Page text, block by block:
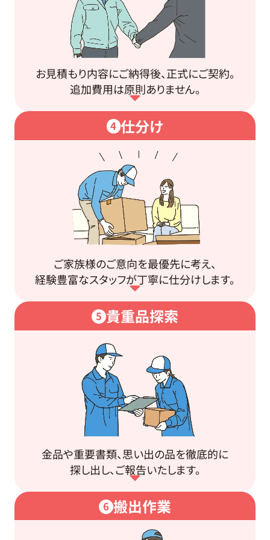
お見積もり内容にご納得後、正式にご契約。
追加費用は原則ありません。
4 仕分け
ご家族様のご意向を最優先に考え、
経験豊富なスタッフが丁寧に仕分けします。
5 貴重品探索
金品や重要書類、思い出の品を徹底的に
探し出し、ご報告いたします。
6 搬出作業